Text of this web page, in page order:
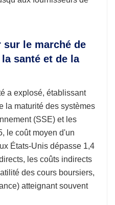
le marché de
santé et de la
a explosé, établissant
la maturité des systèmes
(SSE) et les
le coût moyen d'un
États-Unis dépasse 1,4
les coûts indirects
des cours boursiers,
atteignant souvent